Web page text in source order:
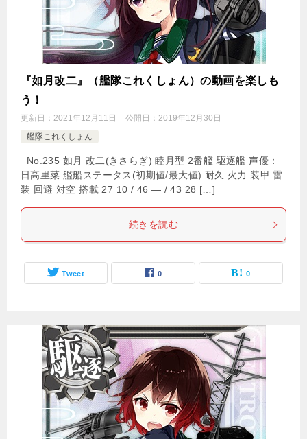
『如月改二』（艦隊これくしょん）の動画を楽しも
う！
更新日： 2021年12月11日 公開日： 2019年12月30日
艦隊これくしょん
No.235 如月 改二(きさらぎ) 睦月型 2番艦 駆逐艦 声優：
日高里菜 艦船ステータス(初期値/最大値) 耐久 火力 装甲 雷
装 回避 対空 搭載 27 10 / 46 — / 43 28 […]
続きを読む
Tweet 0 0